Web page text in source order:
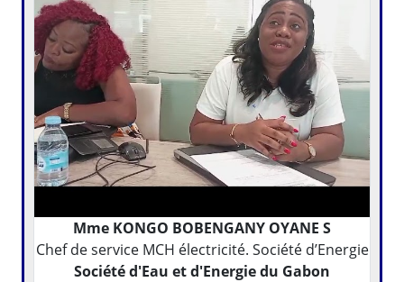
Mme KONGO BOBENGANY OYANE S
Chef de service MCH électricité. Société d’Energie
Société d'Eau et d'Energie du Gabon